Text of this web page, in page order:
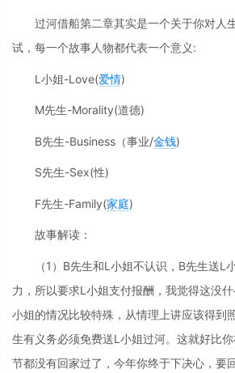
过河借船第二章其实是一个关于你对人
试，每一个故事人物都代表一个意义:
L小姐-Love(爱情)
M先生-Morality(道德)
B先生-Business（事业/金钱)
S先生-Sex(性)
F先生-Family(家庭)
故事解读：
（1）B先生和L小姐不认识，B先生送L
力，所以要求L小姐支付报酬，我觉得这没
小姐的情况比较特殊，从情理上讲应该得到
生有义务必须免费送L小姐过河。这就好比
节都没有回家过了，今年你终于下决心，要